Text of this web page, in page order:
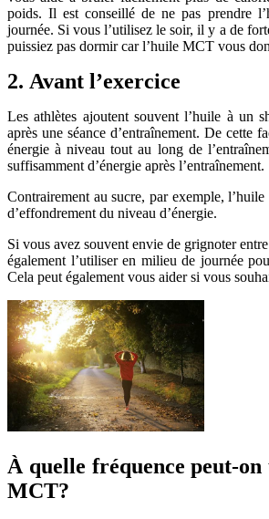
poids. Il est conseillé de ne pas prendre
journée. Si vous l’utilisez le soir, il y a de
puissiez pas dormir car l’huile MCT vous
2. Avant l’exercice
Les athlètes ajoutent souvent l’huile à un
après une séance d’entraînement. De cette
énergie à niveau tout au long de
suffisamment d’énergie après l’entraînement.
Contrairement au sucre, par exemple,
d’effondrement du niveau d’énergie.
Si vous avez souvent envie de grignoter
également l’utiliser en milieu de journée
Cela peut également vous aider si vous
À quelle fréquence peut-
MCT?